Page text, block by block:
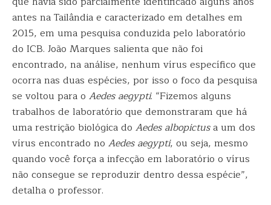
antes na Tailândia e caracterizado em detalhes em
2015, em uma pesquisa conduzida pelo laboratório
do ICB. João Marques salienta que não foi
encontrado, na análise, nenhum vírus específico que
ocorra nas duas espécies, por isso o foco da pesquisa
se voltou para o Aedes aegypti. “Fizemos alguns
trabalhos de laboratório que demonstraram que há
uma restrição biológica do Aedes albopictusa um dos
vírus encontrado no Aedes aegypti, ou seja, mesmo
quando você força a infecção em laboratório o vírus
não consegue se reproduzir dentro dessa espécie”,
detalha o professor.